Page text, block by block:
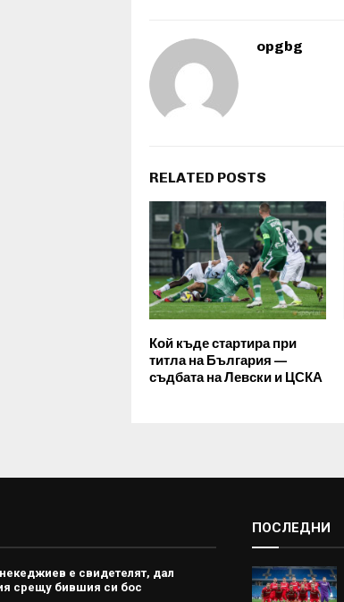
opgbg
RELATED POSTS
Кой къде стартира при
титла на България —
съдбата на Левски и ЦСКА
е свидетелят, дал
срещу бившия си бос
ПОСЛЕДНИ